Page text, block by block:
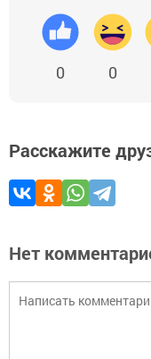
0 0
Расскажите
Нет